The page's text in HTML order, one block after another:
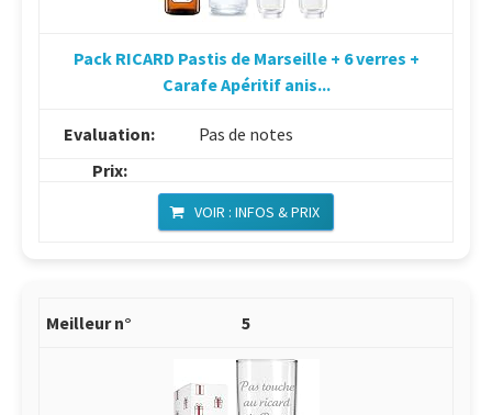
Pack RICARD Pastis de Marseille + 6 verres +
Carafe Apéritif anis...
Pas de notes
VOIR : INFOS & PRIX
5